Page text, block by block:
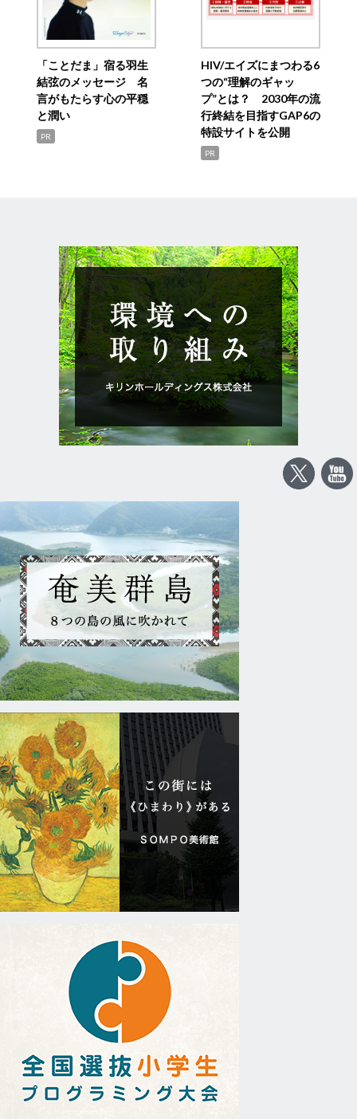
「ことだま」宿る羽生
結弦のメッセージ 名
言がもたらす心の平穏
と潤い
PR
HIV/エイズにまつわる6
つの“理解のギャッ
プ”とは？ 2030年の流
行終結を目指すGAP6の
特設サイトを公開
PR